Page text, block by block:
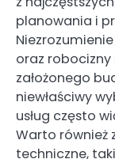
planowania i
oraz
założonego
niewłaściwy
usług często
Warto również
techniczne,